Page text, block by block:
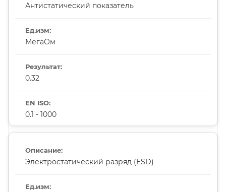
Антистатический показатель
МегаОм
0.32
0.1 - 1000
Электростатический разряд (ESD)